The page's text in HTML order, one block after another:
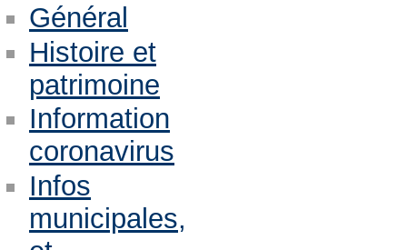
Général
Histoire et
patrimoine
Information
coronavirus
Infos
municipales,